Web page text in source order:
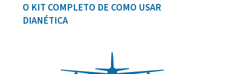
O KIT COMPLETO DE COMO USAR
DIANÉTICA